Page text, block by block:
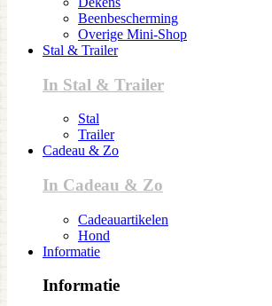
Beenbescherming
Overige Mini-Shop
Stal & Trailer
In Stal & Trailer
Stal
Trailer
Cadeau & Zo
In Cadeau & Zo
Cadeauartikelen
Hond
Informatie
Informatie